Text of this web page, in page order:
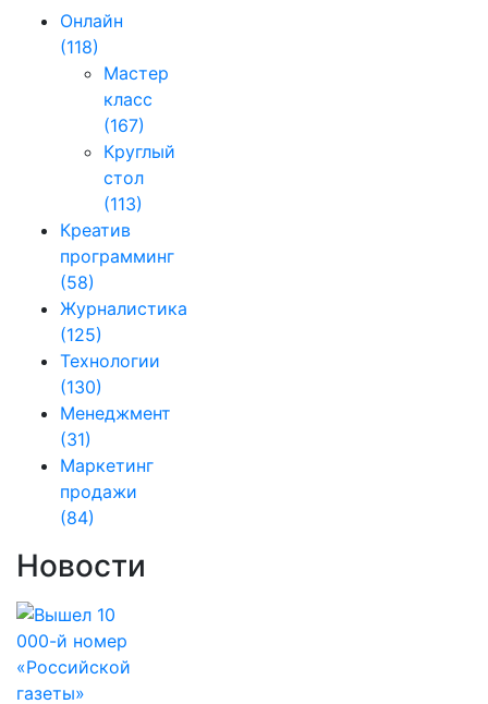
Онлайн
(118)
Мастер
класс
(167)
Круглый
стол
(113)
Креатив
программинг
(58)
Журналистика
(125)
Технологии
(130)
Менеджмент
(31)
Маркетинг
продажи
(84)
Новости